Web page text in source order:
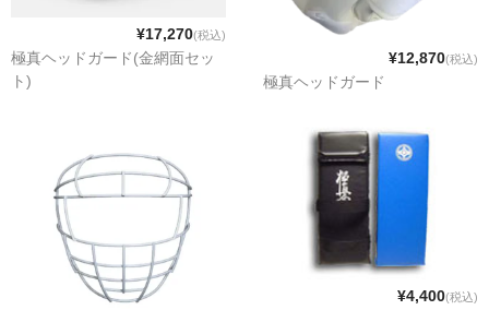
¥17,270(税込)
極真ヘッドガード(金網面セッ
ト)
¥12,870(税込)
極真ヘッドガード
¥4,400(税込)